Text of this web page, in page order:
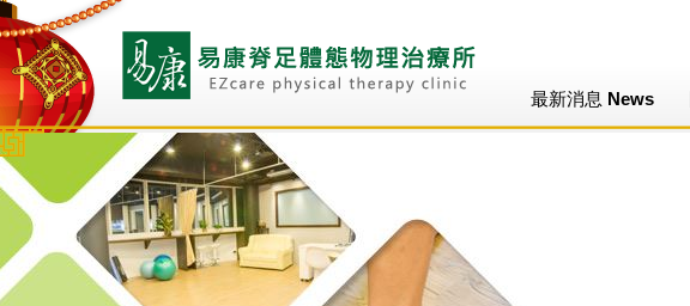
最新消息 News